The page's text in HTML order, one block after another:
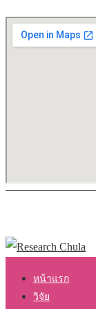
หน้าแรก
วิจัย